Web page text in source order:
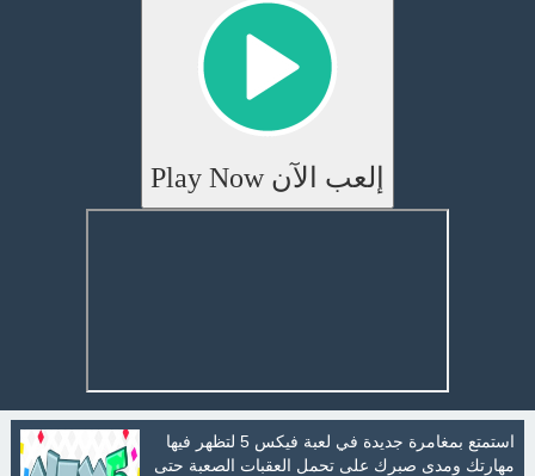
إلعب الآن Play Now
استمتع بمغامرة جديدة في لعبة فيكس 5 لتظهر فيها
مهارتك ومدى صبرك على تحمل العقبات الصعبة حتى